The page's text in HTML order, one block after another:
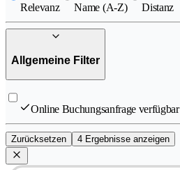
Relevanz Name (A-Z) Distanz
Allgemeine Filter
Online Buchungsanfrage verfügbar
Zurücksetzen 4 Ergebnisse anzeigen